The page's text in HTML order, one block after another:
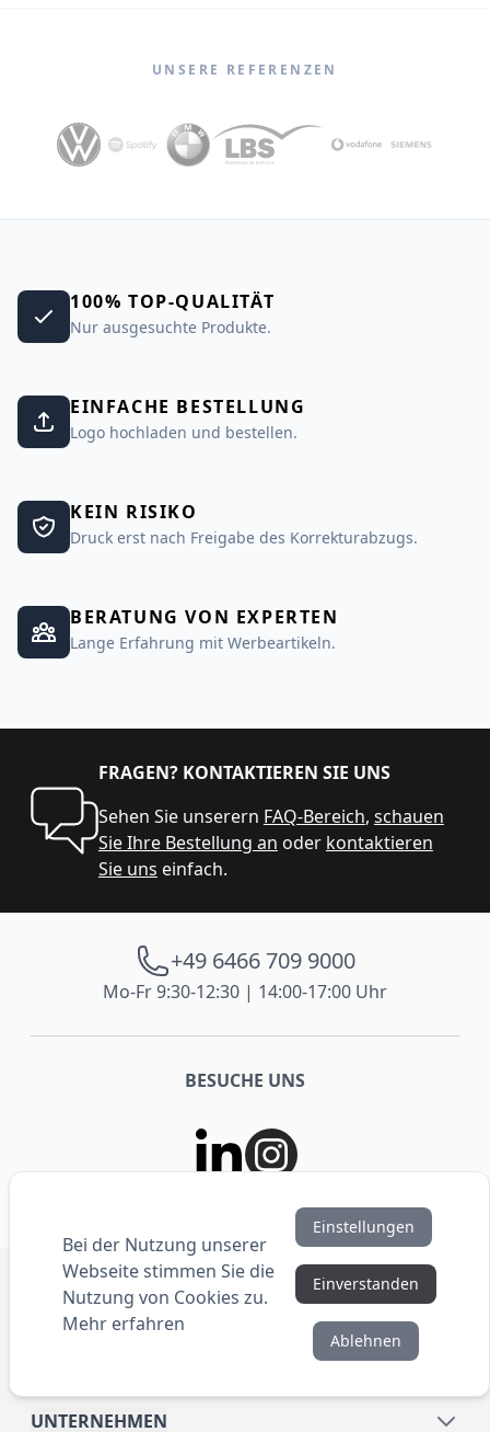
UNSERE REFERENZEN
100% TOP-QUALITÄT
Nur ausgesuchte Produkte.
EINFACHE BESTELLUNG
Logo hochladen und bestellen.
KEIN RISIKO
Druck erst nach Freigabe des Korrekturabzugs.
BERATUNG VON EXPERTEN
Lange Erfahrung mit Werbeartikeln.
FRAGEN? KONTAKTIEREN SIE UNS
Sehen Sie unserern FAQ-Bereich, schauen
Sie Ihre Bestellung an oder kontaktieren
Sie uns einfach.
+49 6466 709 9000
Mo-Fr 9:30-12:30 | 14:00-17:00 Uhr
BESUCHE UNS
SHOP
UNTERNEHMEN
Bei der Nutzung unserer
Webseite stimmen Sie die
Nutzung von Cookies zu.
Mehr erfahren
Einstellungen
Einverstanden
Ablehnen